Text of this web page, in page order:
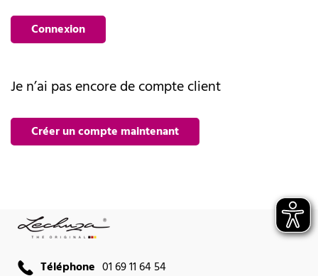
Connexion
Je n’ai pas encore de compte client
Créer un compte maintenant
Téléphone 01 69 11 64 54